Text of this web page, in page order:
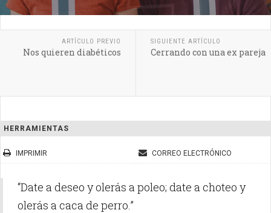
ARTÍCULO PREVIO
Nos quieren diabéticos
SIGUIENTE ARTÍCULO
Cerrando con una ex pareja
HERRAMIENTAS
IMPRIMIR CORREO ELECTRÓNICO
“Date a deseo y olerás a poleo; date a choteo y
olerás a caca de perro.”